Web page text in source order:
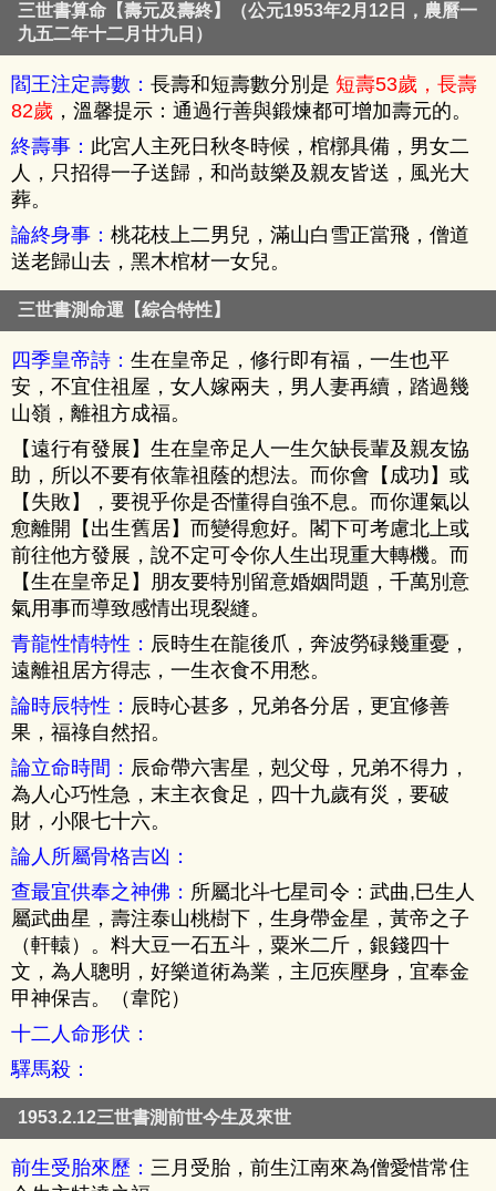
三世書算命【壽元及壽終】（公元1953年2月12日，農曆一
九五二年十二月廿九日）
閻王注定壽數： 長壽和短壽數分別是 短壽53歲，長壽
82歲 ，溫馨提示：通過行善與鍛煉都可增加壽元的。
終壽事： 此宮人主死日秋冬時候，棺槨具備，男女二
人，只招得一子送歸，和尚鼓樂及親友皆送，風光大
葬。
論終身事： 桃花枝上二男兒，滿山白雪正當飛，僧道
送老歸山去，黑木棺材一女兒。
三世書測命運【綜合特性】
四季皇帝詩： 生在皇帝足，修行即有福，一生也平
安，不宜住祖屋，女人嫁兩夫，男人妻再續，踏過幾
山嶺，離祖方成福。
【遠行有發展】生在皇帝足人一生欠缺長輩及親友協
助，所以不要有依靠祖蔭的想法。而你會【成功】或
【失敗】，要視乎你是否懂得自強不息。而你運氣以
愈離開【出生舊居】而變得愈好。閣下可考慮北上或
前往他方發展，說不定可令你人生出現重大轉機。而
【生在皇帝足】朋友要特別留意婚姻問題，千萬別意
氣用事而導致感情出現裂縫。
青龍性情特性： 辰時生在龍後爪，奔波勞碌幾重憂，
遠離祖居方得志，一生衣食不用愁。
論時辰特性： 辰時心甚多，兄弟各分居，更宜修善
果，福祿自然招。
論立命時間： 辰命帶六害星，剋父母，兄弟不得力，
為人心巧性急，末主衣食足，四十九歲有災，要破
財，小限七十六。
論人所屬骨格吉凶：
查最宜供奉之神佛： 所屬北斗七星司令：武曲,巳生人
屬武曲星，壽注泰山桃樹下，生身帶金星，黃帝之子
（軒轅）。料大豆一石五斗，粟米二斤，銀錢四十
文，為人聰明，好樂道術為業，主厄疾壓身，宜奉金
甲神保吉。（韋陀）
十二人命形伏：
驛馬殺：
1953.2.12三世書測前世今生及來世
前生受胎來歷： 三月受胎，前生江南來為僧愛惜常住